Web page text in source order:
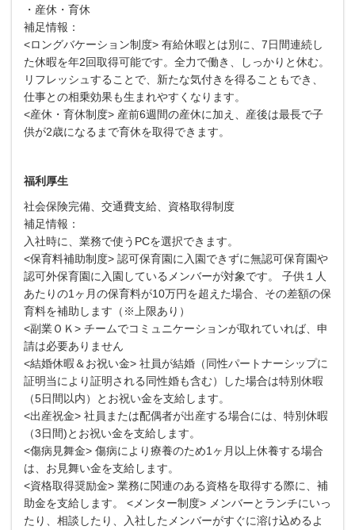
・産休・育休
補足情報：
<ロングバケーション制度> 有給休暇とは別に、7日間連続し
た休暇を年2回取得可能です。全力で働き、しっかりと休む。
リフレッシュすることで、新たな気付きを得ることもでき、
仕事との相乗効果も生まれやすくなります。
<産休・育休制度> 産前6週間の産休に加え、産後は最長で子
供が2歳になるまで育休を取得できます。
福利厚生
社会保険完備、交通費支給、資格取得制度
補足情報：
入社時に、業務で使うPCを選択できます。
<保育料補助制度> 認可保育園に入園できずに無認可保育園や
認可外保育園に入園しているメンバーが対象です。 子供１人
あたりの1ヶ月の保育料が10万円を超えた場合、その差額の保
育料を補助します（※上限あり）
<副業ＯＫ> チームでコミュニケーションが取れていれば、申
請は必要ありません
<結婚休暇＆お祝い金> 社員が結婚（同性パートナーシップに
証明当により証明される同性婚も含む）した場合は特別休暇
（5日間以内）とお祝い金を支給します。
<出産祝金> 社員または配偶者が出産する場合には、特別休暇
（3日間)とお祝い金を支給します。
<傷病見舞金> 傷病により療養のため1ヶ月以上休養する場合
は、お見舞い金を支給します。
<資格取得奨励金> 業務に関連のある資格を取得する際に、補
助金を支給します。 <メンター制度> メンバーとランチにいっ
たり、相談したり、入社したメンバーがすぐに溶け込めるよ